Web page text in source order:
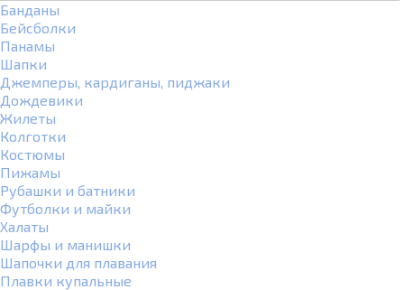
Банданы
Бейсболки
Панамы
Шапки
Джемперы, кардиганы, пиджаки
Дождевики
Жилеты
Колготки
Костюмы
Пижамы
Рубашки и батники
Футболки и майки
Халаты
Шарфы и манишки
Шапочки для плавания
Плавки купальные